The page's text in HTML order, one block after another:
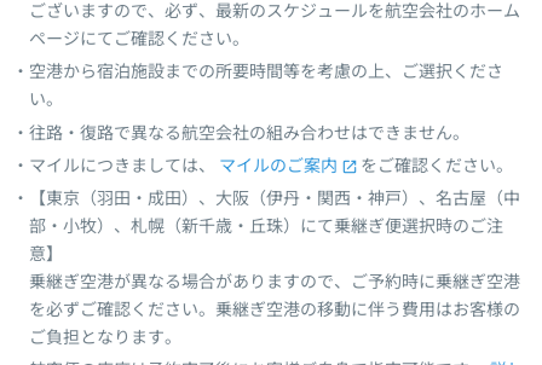
ございますので、必ず、最新のスケジュールを航空会社のホーム
ページにてご確認ください。
空港から宿泊施設までの所要時間等を考慮の上、ご選択くださ
い。
往路・復路で異なる航空会社の組み合わせはできません。
マイルにつきましては、
マイルのご案内
をご確認ください。
【東京（羽田・成田）、大阪（伊丹・関西・神戸）、名古屋（中
部・小牧）、札幌（新千歳・丘珠）にて乗継ぎ便選択時のご注
意】
乗継ぎ空港が異なる場合がありますので、ご予約時に乗継ぎ空港
を必ずご確認ください。乗継ぎ空港の移動に伴う費用はお客様の
ご負担となります。